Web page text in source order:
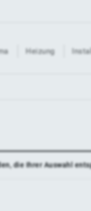
Heizung
die Ihrer Auswahl